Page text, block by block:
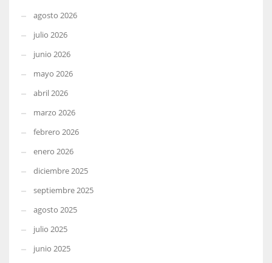
agosto 2026
julio 2026
junio 2026
mayo 2026
abril 2026
marzo 2026
febrero 2026
enero 2026
diciembre 2025
septiembre 2025
agosto 2025
julio 2025
junio 2025